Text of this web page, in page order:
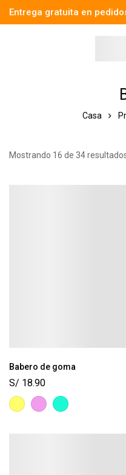
Entrega gratuita en
pierdas el descuento.
Casa
Mostrando 16 de 34
Babero de goma
S/ 18.90